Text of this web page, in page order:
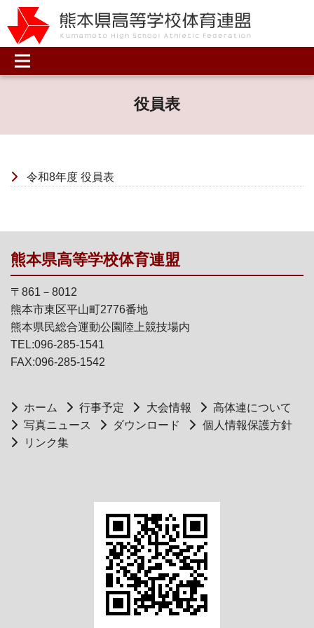
役員表
令和8年度 役員表
熊本県高等学校体育連盟
〒861－8012
熊本市東区平山町2776番地
熊本県民総合運動公園陸上競技場内
TEL:096-285-1541
FAX:096-285-1542
ホーム 行事予定 大会情報
高体連について
写真ニュース
ダウンロード
個人情報保護方針
リンク集